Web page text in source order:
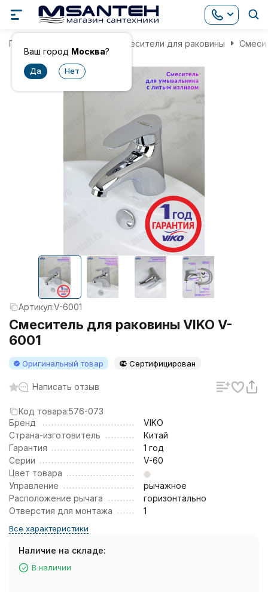
Ваш город Москва?
Главная Смесители для раковины
Артикул:V-6001
Смеситель для раковины VIKO V-
6001
Оригинальный товар Сертифицирован
Написать отзыв
Код товара:576-073
Бренд
VIKO
Страна-изготовитель
Китай
Гарантия
1 год
Серии
V-60
Цвет товара
Управление
рычажное
Расположение рычага
горизонтально
Отверстия для монтажа
1
Все характеристики
Наличие на складе:
В наличии